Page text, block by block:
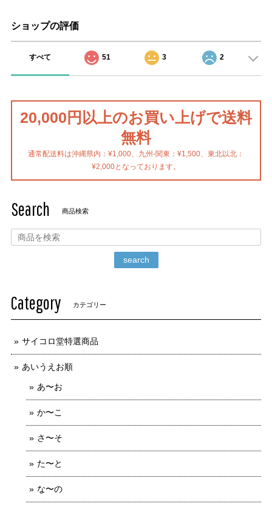
ショップの評価
すべて 51 3 2
20,000円以上のお買い上げで送料
無料
通常配送料は沖縄県内：¥1,000、九州-関東：¥1,500、東北以北：
¥2,000となっております。
Search 商品検索
search
Category カテゴリー
サイコロ堂特選商品
あいうえお順
あ〜お
か〜こ
さ〜そ
た〜と
な〜の